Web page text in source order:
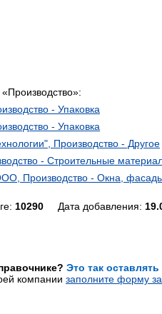
- Упаковка
- Упаковка
Производство - Другое
- Строительные
Производство - Окна,
10290 Дата добавления:
Это так
компании заполните форму